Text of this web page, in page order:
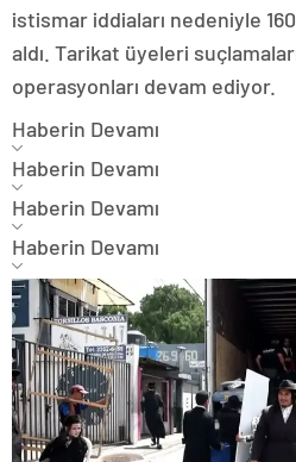
istismar iddiaları nedeniyle
aldı. Tarikat üyeleri
operasyonları devam ediyor.
Haberin Devamı
Haberin Devamı
Haberin Devamı
Haberin Devamı